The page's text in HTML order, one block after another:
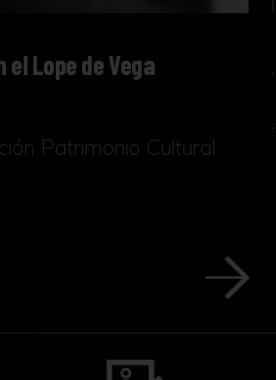
Lope de Vega
Patrimonio Cultural